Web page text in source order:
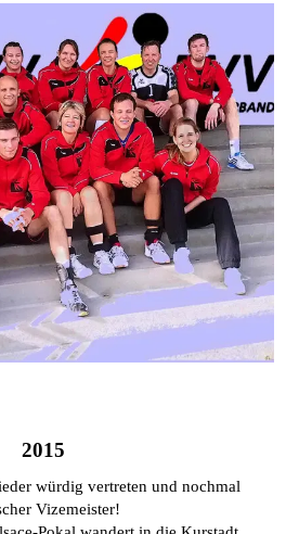
2015
würdig vertreten und nochmal
Vizemeister!